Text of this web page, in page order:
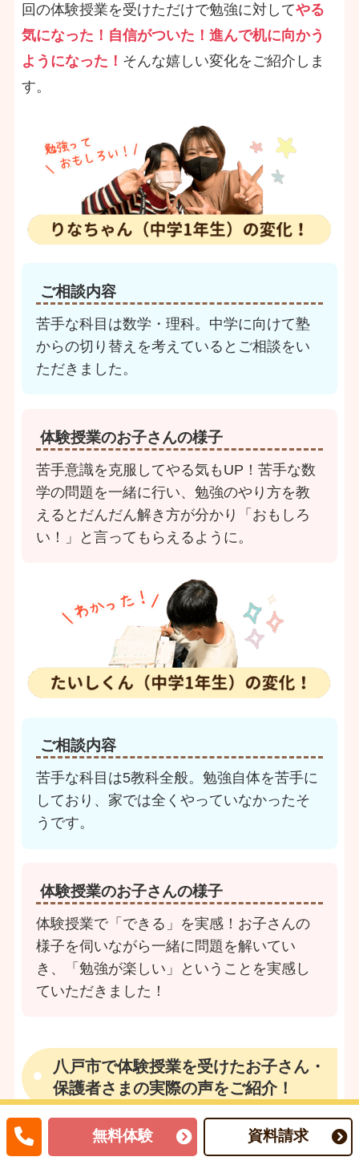
回の体験授業を受けただけで勉強に対してやる
気になった！自信がついた！進んで机に向かう
ようになった！ そんな嬉しい変化をご紹介しま
す。
ご相談内容
苦手な科目は数学・理科。中学に向けて塾
からの切り替えを考えているとご相談をい
ただきました。
体験授業のお子さんの様子
苦手意識を克服してやる気もUP！苦手な数
学の問題を一緒に行い、勉強のやり方を教
えるとだんだん解き方が分かり「おもしろ
い！」と言ってもらえるように。
ご相談内容
苦手な科目は5教科全般。勉強自体を苦手に
しており、家では全くやっていなかったそ
うです。
体験授業のお子さんの様子
体験授業で「できる」を実感！お子さんの
様子を伺いながら一緒に問題を解いてい
き、「勉強が楽しい」ということを実感し
ていただきました！
八戸市で体験授業を受けたお子さん・
保護者さまの実際の声をご紹介！
八戸市で体験授業を受けたお子さん・保護者さ
無料体験 資料請求